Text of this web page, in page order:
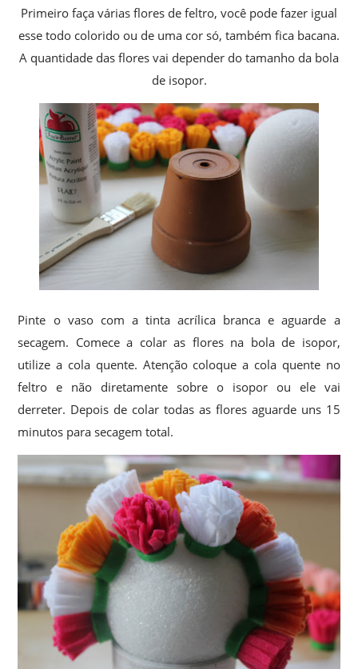
Primeiro faça várias flores de feltro, você pode fazer igual
esse todo colorido ou de uma cor só, também fica bacana.
A quantidade das flores vai depender do tamanho da bola
de isopor.
Pinte o vaso com a tinta acrílica branca e aguarde a
secagem. Comece a colar as flores na bola de isopor,
utilize a cola quente. Atenção coloque a cola quente no
feltro e não diretamente sobre o isopor ou ele vai
derreter. Depois de colar todas as flores aguarde uns 15
minutos para secagem total.